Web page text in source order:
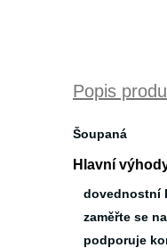
Popis
Šoupaná
Hlavní
dovednostní
zaměřte se
podporuje